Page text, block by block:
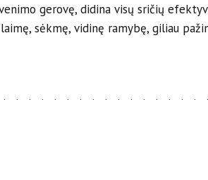
gerovę, didina visų sričių
sėkmę, vidinę ramybę, giliau